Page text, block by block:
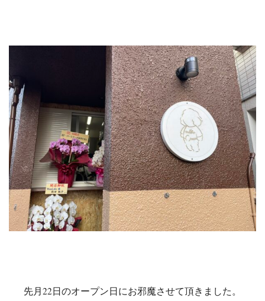
先月22日のオープン日にお邪魔させて頂きました。